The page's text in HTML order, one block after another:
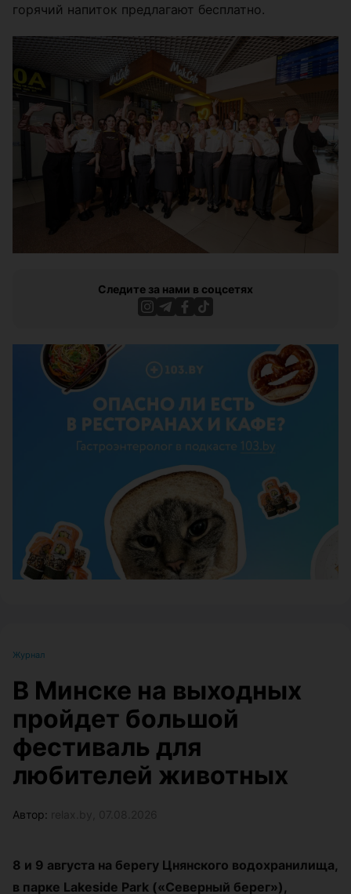
горячий напиток предлагают бесплатно.
Следите за нами в соцсетях
Журнал
В Минске на выходных
пройдет большой
фестиваль для
любителей животных
Автор:
8 и 9 августа на берегу Цнянского водохранилища,
в парке Lakeside Park («Северный берег»),